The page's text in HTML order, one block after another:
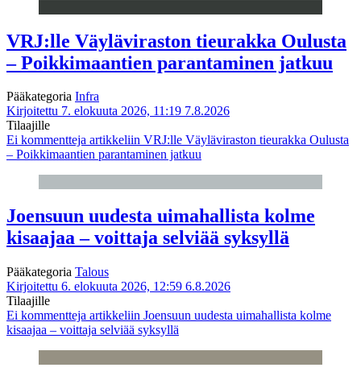
VRJ:lle Väyläviraston tieurakka Oulusta
– Poikkimaantien parantaminen jatkuu
Pääkategoria Infra
Kirjoitettu 7. elokuuta 2026, 11:19 7.8.2026
Tilaajille
Ei kommentteja artikkeliin VRJ:lle Väyläviraston tieurakka Oulusta
– Poikkimaantien parantaminen jatkuu
Joensuun uudesta uimahallista kolme
kisaajaa – voittaja selviää syksyllä
Pääkategoria Talous
Kirjoitettu 6. elokuuta 2026, 12:59 6.8.2026
Tilaajille
Ei kommentteja artikkeliin Joensuun uudesta uimahallista kolme
kisaajaa – voittaja selviää syksyllä